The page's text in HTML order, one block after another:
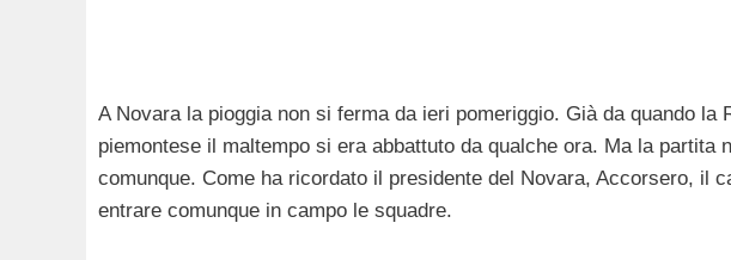
A Novara la pioggia non si ferma da ieri pomeriggio. Già da quando la
piemontese il maltempo si era abbattuto da qualche ora. Ma la partita
comunque. Come ha ricordato il presidente del Novara, Accorsero, il
entrare comunque in campo le squadre.